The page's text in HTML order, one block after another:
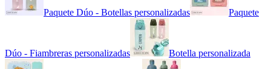
Paquete Dúo - Botellas personalizadas Paquete
Dúo - Fiambreras personalizadas Botella personalizada